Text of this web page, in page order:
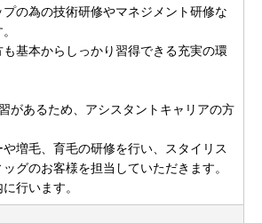
の為の技術研修やマネジメント研修な
基本からしっかり習得できる充実の環
があるため、アシスタントキャリアの方
増毛、育毛の研修を行い、スタイリス
グのお客様を担当していただきます。
行います。